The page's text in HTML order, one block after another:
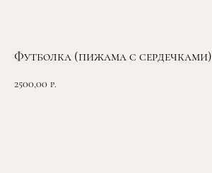
Футболка (пижама с сердечками)
2500,00 р.